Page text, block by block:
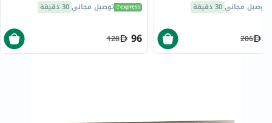
توصيل مجاني 30 دقيقة
96
128
توصيل مجاني30 دقيقة
206